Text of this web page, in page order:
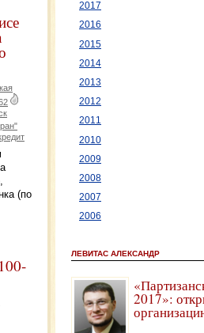
(по
2017
2016
2015
2014
2013
2012
2011
2010
2009
2008
2007
2006
ЛЕВИТАС АЛЕКСАНДР
2017»: